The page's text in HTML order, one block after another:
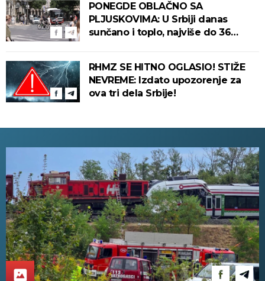
PONEGDE OBLAČNO SA
PLJUSKOVIMA: U Srbiji danas
sunčano i toplo, najviše do 36
RHMZ SE HITNO OGLASIO! STIŽE
NEVREME: Izdato upozorenje za
ova tri dela Srbije!